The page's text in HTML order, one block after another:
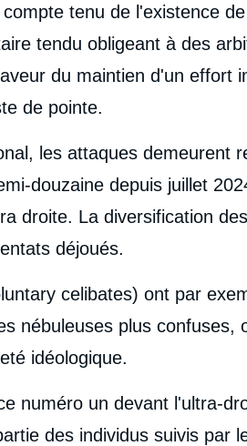
tenu de l'existence
tendu obligeant à des
du maintien d'un effort
de pointe.
les attaques demeurent
douzaine depuis juillet
droite. La diversification
déjoués.
celibates) ont par
nébuleuses plus confuses,
idéologique.
numéro un devant l'ultra-
des individus suivis par